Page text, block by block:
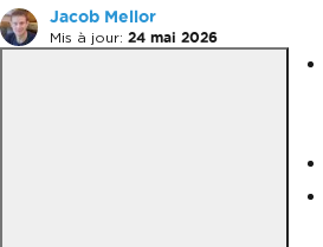
Jacob Mellor
Mis à jour: 24 mai 2026